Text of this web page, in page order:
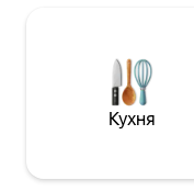
Кухня